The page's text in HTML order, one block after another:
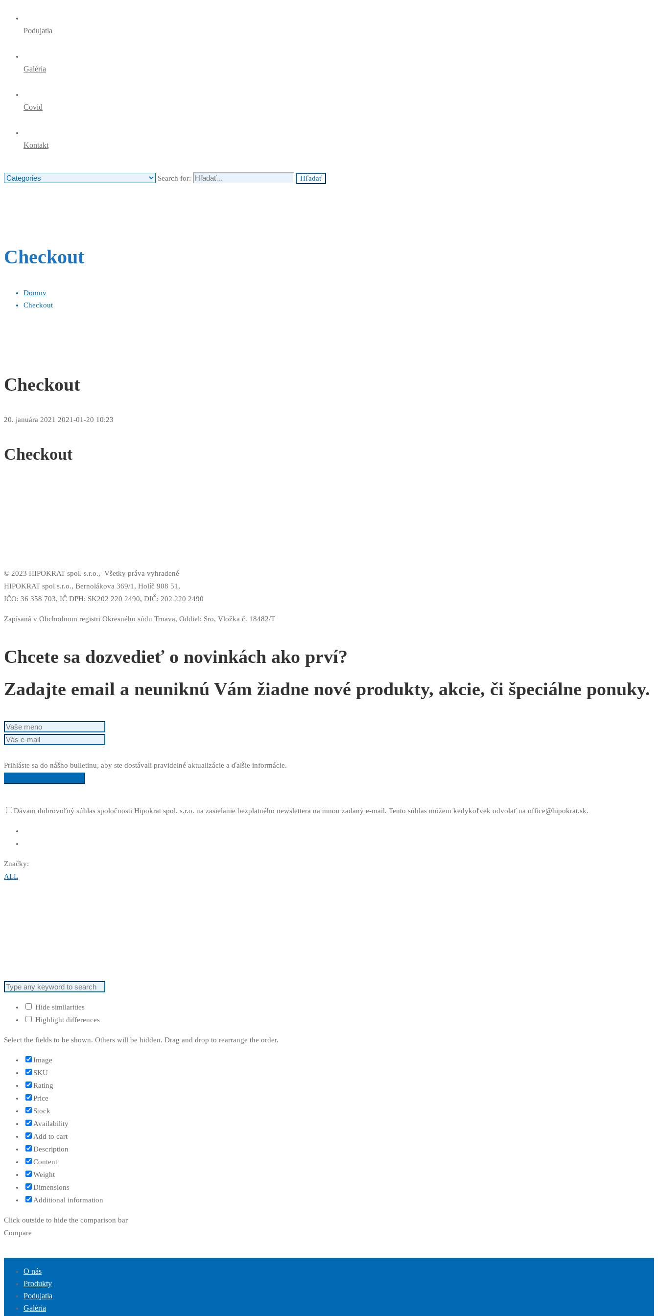
Podujatia
Galéria
Covid
Kontakt
Search for: Hľadať
Checkout
Domov
Checkout
Checkout
20. januára 2021 2021-01-20 10:23
Checkout
© 2023 HIPOKRAT spol. s.r.o., Všetky práva vyhradené
HIPOKRAT spol s.r.o., Bernolákova 369/1, Holíč 908 51,
IČO: 36 358 703, IČ DPH: SK202 220 2490, DIČ: 202 220 2490
Zapísaná v Obchodnom registri Okresného súdu Trnava, Oddiel: Sro, Vložka č. 18482/T
Chcete sa dozvedieť o novinkách ako prví?
Zadajte email a neuniknú Vám žiadne nové produkty, akcie, či špeciálne ponuky.
Prihláste sa do nášho bulletinu, aby ste dostávali pravidelné aktualizácie a ďalšie informácie.
Dávam dobrovoľný súhlas spoločnosti Hipokrat spol. s.r.o. na zasielanie bezplatného newslettera na mnou zadaný e-mail. Tento súhlas môžem kedykoľvek odvolať na office@hipokrat.sk.
Značky:
ALL
Hide similarities
Highlight differences
Select the fields to be shown. Others will be hidden. Drag and drop to rearrange the order.
Image
SKU
Rating
Price
Stock
Availability
Add to cart
Description
Content
Weight
Dimensions
Additional information
Click outside to hide the comparison bar
Compare
O nás
Produkty
Podujatia
Galéria